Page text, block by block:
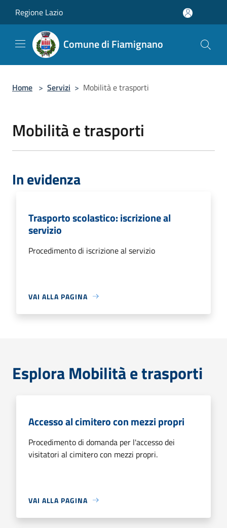
Regione Lazio
Comune di Fiamignano
Home > Servizi > Mobilità e trasporti
Mobilità e trasporti
In evidenza
Trasporto scolastico: iscrizione al
servizio
Procedimento di iscrizione al servizio
VAI ALLA PAGINA
Esplora Mobilità e trasporti
Accesso al cimitero con mezzi propri
Procedimento di domanda per l'accesso dei
visitatori al cimitero con mezzi propri.
VAI ALLA PAGINA